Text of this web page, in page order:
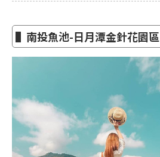
▌南投魚池-日月潭金針花園區